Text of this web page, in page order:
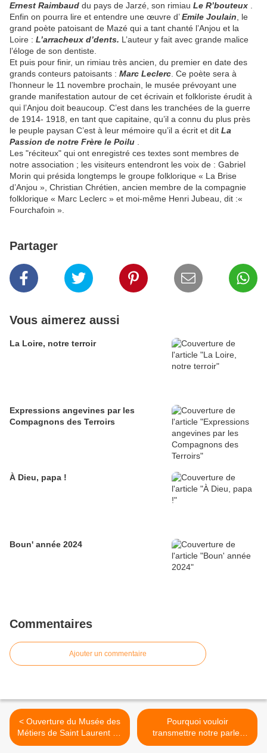
Ernest Raimbaud du pays de Jarzé, son rimiau Le R’bouteux
Enfin on pourra lire et entendre une œuvre d’Emile Joulain , le
grand poète patoisant de Mazé qui a tant chanté l’Anjou et la
Loire : L’arracheux d’dents. L’auteur y fait avec grande malice
l’éloge de son dentiste.
Et puis pour finir, un rimiau très ancien, du premier en date des
grands conteurs patoisants : Marc Leclerc . Ce poète sera à
l’honneur le 11 novembre prochain, le musée prévoyant une
grande manifestation autour de cet écrivain et folkloriste érudit à
qui l’Anjou doit beaucoup. C’est dans les tranchées de la guerre
de 1914- 1918, en tant que capitaine, qu’il a connu du plus près
le peuple paysan C’est à leur mémoire qu’il a écrit et dit La
Passion de notre Frère le Poilu
Les "réciteux" qui ont enregistré ces textes sont membres de
notre association ; les visiteurs entendront les voix de : Gabriel
Morin qui présida longtemps le groupe folklorique « La Brise
d’Anjou », Christian Chrétien, ancien membre de la compagnie
folklorique « Marc Leclerc » et moi-même Henri Jubeau, dit :«
Fourchafoin ».
Partager
Vous aimerez aussi
La Loire, notre terroir
Expressions angevines par les
Compagnons des Terroirs
À Dieu, papa !
Boun' année 2024
Commentaires
Ajouter un commentaire
< Ouverture du Musée des
Métiers de Saint Laurent de
La Plaine
Pourquoi vouloir
transmettre notre parler
d'Anjou ? >